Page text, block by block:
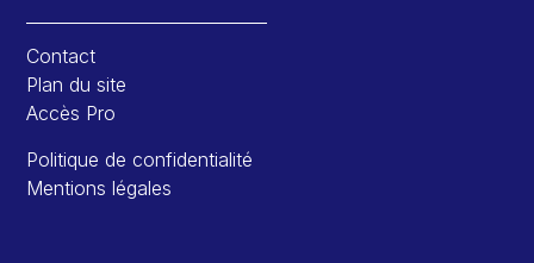
Contact
Plan du site
Accès Pro
Politique de confidentialité
Mentions légales